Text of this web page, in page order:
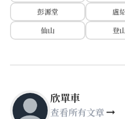
彭源堂
盧
仙山
登
欣單車
查看所有文章